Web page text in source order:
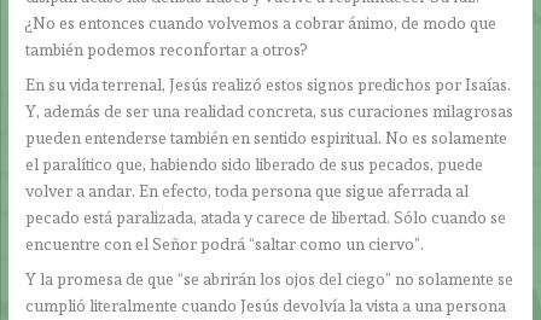
¿No es entonces cuando volvemos a cobrar ánimo, de modo que
también podemos reconfortar a otros?
En su vida terrenal, Jesús realizó estos signos predichos por Isaías.
Y, además de ser una realidad concreta, sus curaciones milagrosas
pueden entenderse también en sentido espiritual. No es solamente
el paralítico que, habiendo sido liberado de sus pecados, puede
volver a andar. En efecto, toda persona que sigue aferrada al
pecado está paralizada, atada y carece de libertad. Sólo cuando se
encuentre con el Señor podrá “saltar como un ciervo”.
Y la promesa de que “se abrirán los ojos del ciego” no solamente se
cumplió literalmente cuando Jesús devolvía la vista a una persona